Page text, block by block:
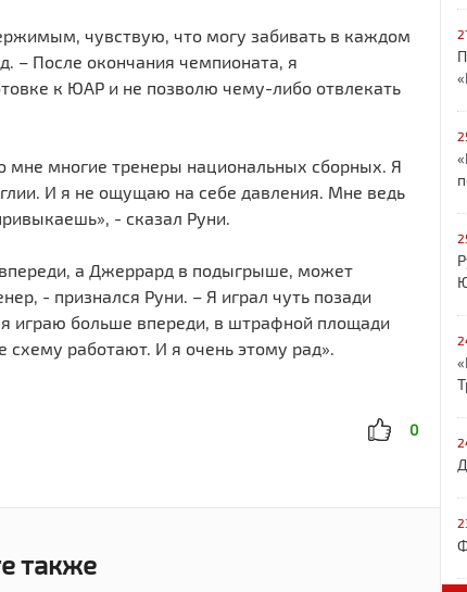
чувствую, что могу забивать в каждом
– После окончания чемпионата, я
к ЮАР и не позволю чему-либо отвлекать
мне многие тренеры национальных сборных. Я
И я не ощущаю на себе давления. Мне ведь
- сказал Руни.
впереди, а Джеррард в подыгрыше, может
- признался Руни. – Я играл чуть позади
играю больше впереди, в штрафной площади
работают. И я очень этому рад».
0
также